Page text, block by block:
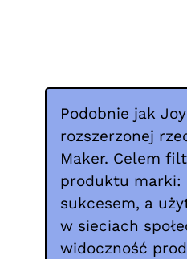
Podobnie jak
rozszerzonej
Maker. Celem
produktu marki:
sukcesem, a
w sieciach
widoczność